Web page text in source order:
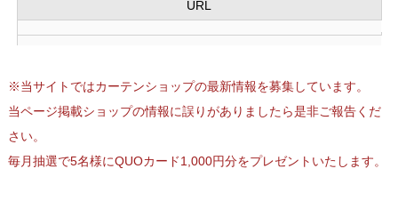
URL
※当サイトではカーテンショップの最新情報を募集しています。
当ページ掲載ショップの情報に誤りがありましたら是非ご報告くだ
さい。
毎月抽選で5名様にQUOカード1,000円分をプレゼントいたします。